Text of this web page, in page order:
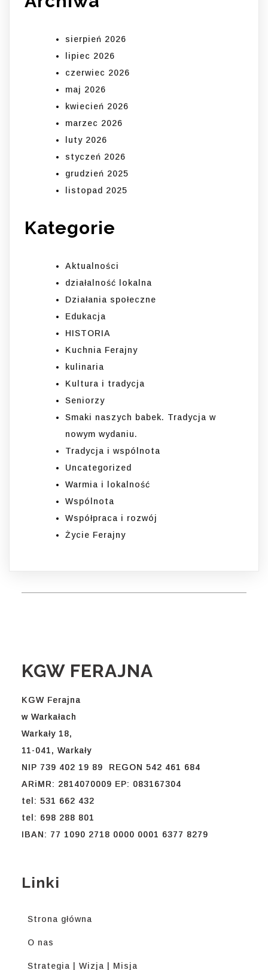
sierpień 2026
lipiec 2026
czerwiec 2026
maj 2026
kwiecień 2026
marzec 2026
luty 2026
styczeń 2026
grudzień 2025
listopad 2025
Kategorie
Aktualności
działalność lokalna
Działania społeczne
Edukacja
HISTORIA
Kuchnia Ferajny
kulinaria
Kultura i tradycja
Seniorzy
Smaki naszych babek. Tradycja w
nowym wydaniu.
Tradycja i wspólnota
Uncategorized
Warmia i lokalność
Wspólnota
Współpraca i rozwój
Życie Ferajny
KGW FERAJNA
KGW Ferajna
w Warkałach
Warkały 18,
11-041, Warkały
NIP 739 402 19 89 REGON 542 461 684
ARiMR: 2814070009 EP: 083167304
tel: 531 662 432
tel: 698 288 801
IBAN: 77 1090 2718 0000 0001 6377 8279
Linki
Strona główna
O nas
Strategia | Wizja | Misja